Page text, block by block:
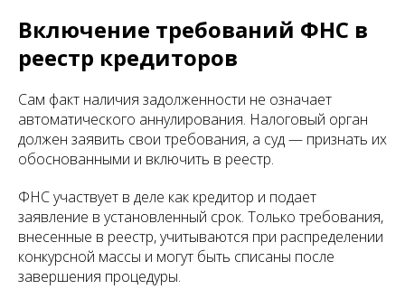
Включение требований ФНС в
реестр кредиторов
Сам факт наличия задолженности не означает
автоматического аннулирования. Налоговый орган
должен заявить свои требования, а суд — признать их
обоснованными и включить в реестр.
ФНС участвует в деле как кредитор и подает
заявление в установленный срок. Только требования,
внесенные в реестр, учитываются при распределении
конкурсной массы и могут быть списаны после
завершения процедуры.